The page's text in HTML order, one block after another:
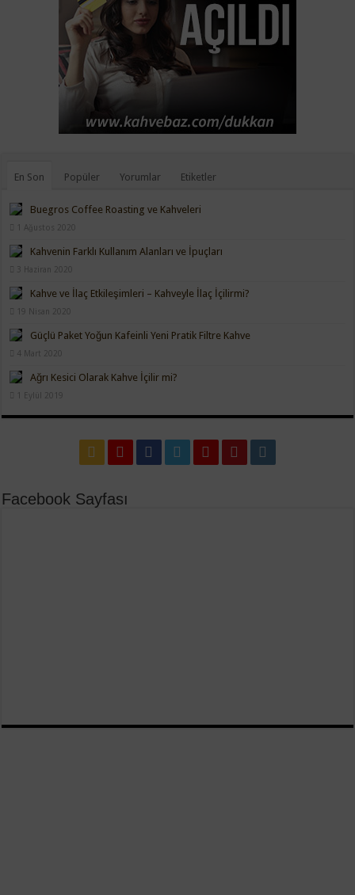
En Son Popüler Yorumlar Etiketler
Buegros Coffee Roasting ve Kahveleri
1 Ağustos 2020
Kahvenin Farklı Kullanım Alanları ve İpuçları
3 Haziran 2020
Kahve ve İlaç Etkileşimleri – Kahveyle İlaç İçilirmi?
19 Nisan 2020
Güçlü Paket Yoğun Kafeinli Yeni Pratik Filtre Kahve
4 Mart 2020
Ağrı Kesici Olarak Kahve İçilir mi?
1 Eylül 2019
Facebook Sayfası